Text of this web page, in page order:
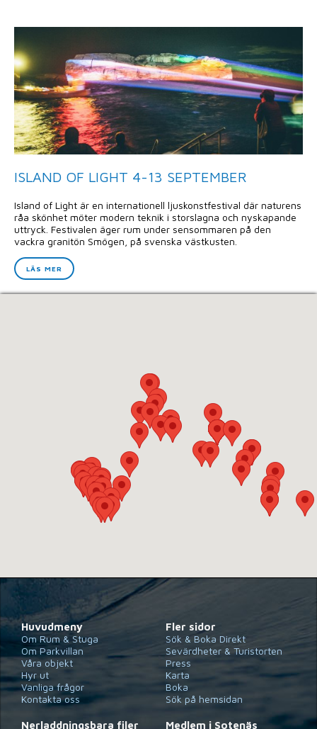
ISLAND OF LIGHT 4-13 SEPTEMBER
Island of Light är en internationell ljuskonstfestival där naturens
råa skönhet möter modern teknik i storslagna och nyskapande
uttryck. Festivalen äger rum under sensommaren på den
vackra granitön Smögen, på svenska västkusten.
LÄS MER
Huvudmeny
Om Rum & Stuga
Om Parkvillan
Våra objekt
Hyr ut
Vanliga frågor
Kontakta oss
Fler sidor
Sök & Boka Direkt
Sevärdheter & Turistorten
Press
Karta
Boka
Sök på hemsidan
Nerladdningsbara filer Medlem i Sotenäs